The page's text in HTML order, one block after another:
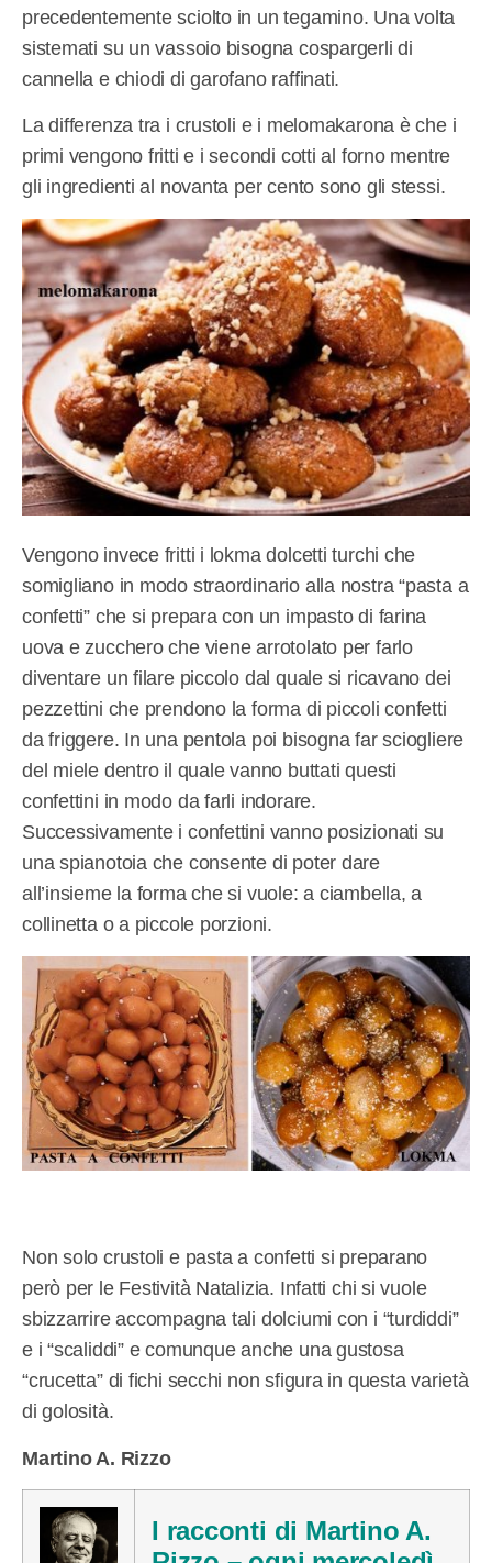
precedentemente sciolto in un tegamino. Una volta
sistemati su un vassoio bisogna cospargerli di
cannella e chiodi di garofano raffinati.
La differenza tra i crustoli e i melomakarona è che i
primi vengono fritti e i secondi cotti al forno mentre
gli ingredienti al novanta per cento sono gli stessi.
Vengono invece fritti i lokma dolcetti turchi che
somigliano in modo straordinario alla nostra “pasta a
confetti” che si prepara con un impasto di farina
uova e zucchero che viene arrotolato per farlo
diventare un filare piccolo dal quale si ricavano dei
pezzettini che prendono la forma di piccoli confetti
da friggere. In una pentola poi bisogna far sciogliere
del miele dentro il quale vanno buttati questi
confettini in modo da farli indorare.
Successivamente i confettini vanno posizionati su
una spianotoia che consente di poter dare
all’insieme la forma che si vuole: a ciambella, a
collinetta o a piccole porzioni.
Non solo crustoli e pasta a confetti si preparano
però per le Festività Natalizia. Infatti chi si vuole
sbizzarrire accompagna tali dolciumi con i “turdiddi”
e i “scaliddi” e comunque anche una gustosa
“crucetta” di fichi secchi non sfigura in questa varietà
di golosità.
Martino A. Rizzo
I racconti di Martino A.